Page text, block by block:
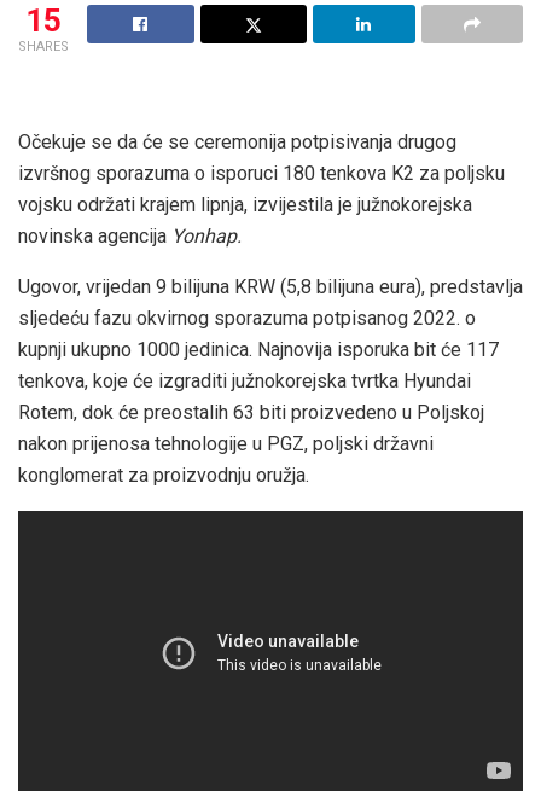
15
SHARES
Očekuje se da će se ceremonija potpisivanja drugog
izvršnog sporazuma o isporuci 180 tenkova K2 za poljsku
vojsku održati krajem lipnja, izvijestila je južnokorejska
novinska agencija Yonhap.
Ugovor, vrijedan 9 bilijuna KRW (5,8 bilijuna eura), predstavlja
sljedeću fazu okvirnog sporazuma potpisanog 2022. o
kupnji ukupno 1000 jedinica. Najnovija isporuka bit će 117
tenkova, koje će izgraditi južnokorejska tvrtka Hyundai
Rotem, dok će preostalih 63 biti proizvedeno u Poljskoj
nakon prijenosa tehnologije u PGZ, poljski državni
konglomerat za proizvodnju oružja.